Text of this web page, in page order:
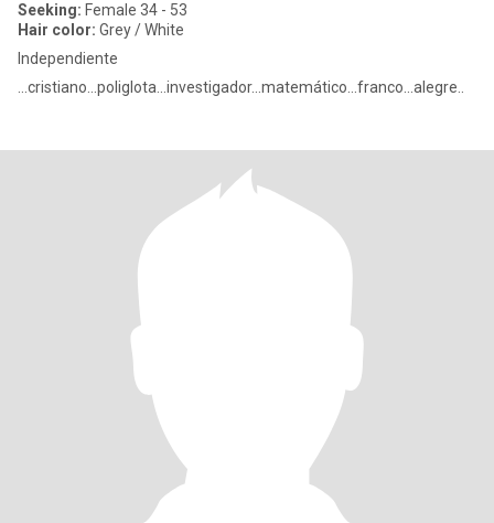
Seeking: Female 34 - 53
Hair color: Grey / White
Independiente
...cristiano...poliglota...investigador...matemático...franco...alegre..